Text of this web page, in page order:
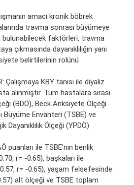
amacı kronik böbrek
travma sonrası büyümeye
bulunabilecek faktörleri, travma
çıkmasında dayanıklılığın yanı
belirtilerinin rolünü
Çalışmaya KBY tanısı ile diyaliz
alınmıştır. Tüm hastalara sırası
(BDÖ), Beck Anksiyete Ölçeği
Büyüme Envanteri (TSBE) ve
Ölçeği (YPDÖ)
puanları ile TSBE’nın benlik
r= -0.65), başkaları ile
r= -0.65), yaşam felsefesinde
alt ölçeği ve TSBE toplam